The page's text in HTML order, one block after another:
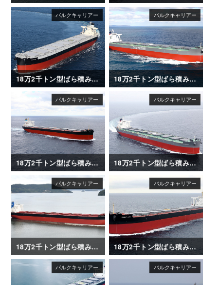
18万2千トン型ばら積み運搬船「AQUAJOY」 18万2千トン型ばら積み運搬船「GINA OLDENDORFF」
18万2千トン型ばら積み運搬船「OCEAN LEADER」 18万2千トン型ばら積み運搬船「ALICE OLDENDORFF」
18万2千トン型ばら積み運搬船「CAPE CORMORANT」 18万2千トン型ばら積み運搬船「OCEAN ASIA」